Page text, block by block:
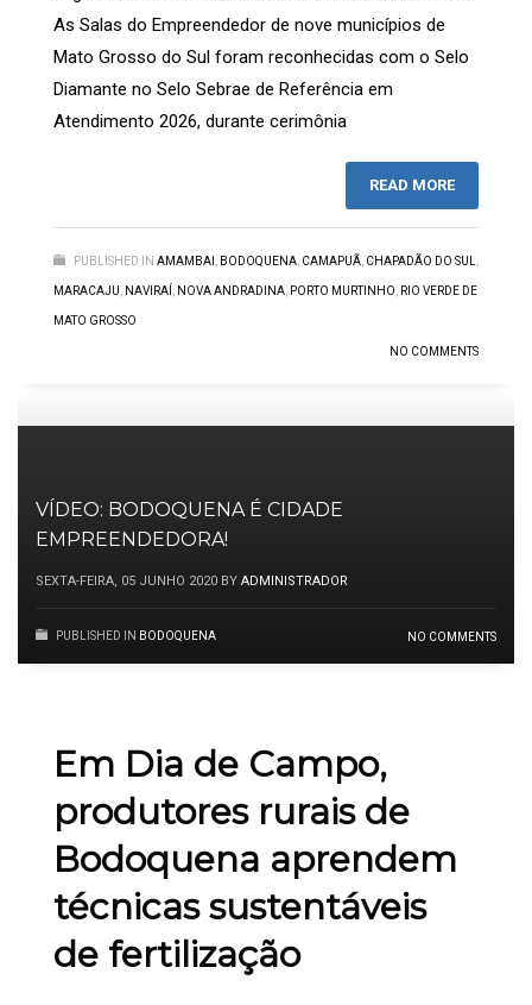
As Salas do Empreendedor de nove municípios de
Mato Grosso do Sul foram reconhecidas com o Selo
Diamante no Selo Sebrae de Referência em
Atendimento 2026, durante cerimônia
READ MORE
PUBLISHED IN AMAMBAI , BODOQUENA, CAMAPUÃ, CHAPADÃO DO SUL,
MARACAJU, NAVIRAÍ , NOVA ANDRADINA, PORTO MURTINHO, RIO VERDE DE
MATO GROSSO
NO COMMENTS
VÍDEO: BODOQUENA É CIDADE
EMPREENDEDORA!
SEXTA-FEIRA, 05 JUNHO 2020 BY ADMINISTRADOR
PUBLISHED IN BODOQUENA NO COMMENTS
Em Dia de Campo,
produtores rurais de
Bodoquena aprendem
técnicas sustentáveis
de fertilização